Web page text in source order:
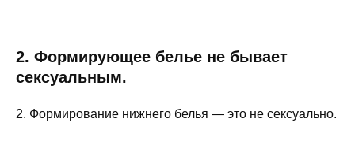
2. Формирующее белье не бывает
сексуальным.
2. Формирование нижнего белья — это не сексуально.